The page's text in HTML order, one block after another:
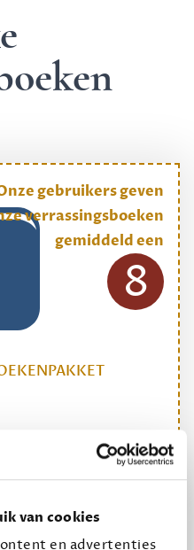
van cookies
en advertenties
reading challenge te
gebruikers geven
verrassingsboeken
gemiddeld een
8